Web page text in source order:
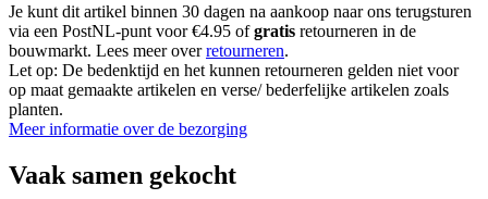
Je kunt dit artikel binnen 30 dagen na aankoop naar ons terugsturen
via een PostNL-punt voor €4.95 ofgratis retourneren in de
bouwmarkt. Lees meer overretourneren.
Let op: De bedenktijd en het kunnen retourneren gelden niet voor
op maat gemaakte artikelen en verse/ bederfelijke artikelen zoals
planten.
Meer informatie over de bezorging
Vaak samen gekocht